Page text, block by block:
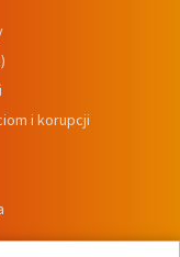
i korupcji